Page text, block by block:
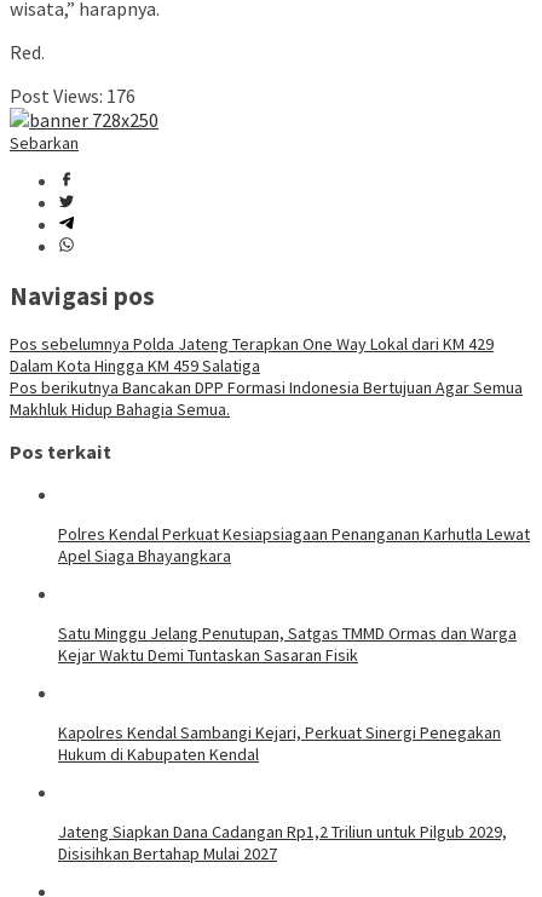
wisata,” harapnya.
Red.
Post Views: 176
Sebarkan
Navigasi pos
Pos sebelumnya Polda Jateng Terapkan One Way Lokal dari KM 429
Dalam Kota Hingga KM 459 Salatiga
Pos berikutnya Bancakan DPP Formasi Indonesia Bertujuan Agar Semua
Makhluk Hidup Bahagia Semua.
Pos terkait
Polres Kendal Perkuat Kesiapsiagaan Penanganan Karhutla Lewat
Apel Siaga Bhayangkara
Satu Minggu Jelang Penutupan, Satgas TMMD Ormas dan Warga
Kejar Waktu Demi Tuntaskan Sasaran Fisik
Kapolres Kendal Sambangi Kejari, Perkuat Sinergi Penegakan
Hukum di Kabupaten Kendal
Jateng Siapkan Dana Cadangan Rp1,2 Triliun untuk Pilgub 2029,
Disisihkan Bertahap Mulai 2027